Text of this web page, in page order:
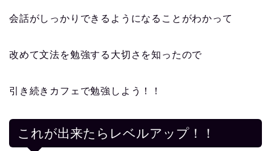
会話がしっかりできるようになることがわかって
改めて文法を勉強する大切さを知ったので
引き続きカフェで勉強しよう！！
これが出来たらレベルアップ！！